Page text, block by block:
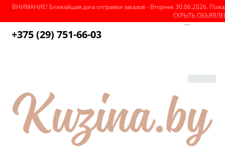
Доставка ...
+375 (29) 751-66-03
ВНИМАНИЕ! Ближайшая дата отправки заказов - Вторник 30.06.2026.
СКРЫТЬ